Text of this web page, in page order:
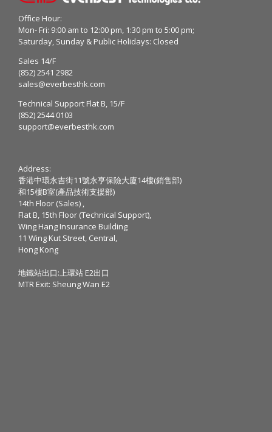
Office Hour:
Mon- Fri: 9:00 am to 12:00 pm, 1:30 pm to 5:00 pm;
Saturday, Sunday & Public Holidays: Closed
Sales 14/F
(852) 2541 2982
sales@everbesthk.com
Technical Support Flat B, 15/F
(852) 2544 0103
support@everbesthk.com
Address:
香港中環永吉街11號永亨保險大廈14樓(銷售部)
和15樓B室(產品技術支援部)
14th Floor (Sales) ,
Flat B, 15th Floor (Technical Support),
Wing Hang Insurance Building
11 Wing Kut Street, Central,
Hong Kong
地鐵站出口:上環站 E2出口
MTR Exit: Sheung Wan E2